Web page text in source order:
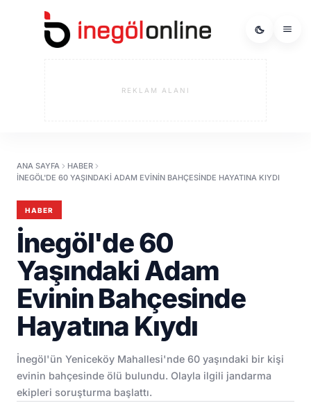
REKLAM ALANI
ANA SAYFA
HABER
İNEGÖL'DE 60 YAŞINDAKI ADAM EVININ BAHÇESINDE HAYATINA KIYDI
HABER
İnegöl'de 60
Yaşındaki Adam
Evinin Bahçesinde
Hayatına Kıydı
İnegöl'ün Yeniceköy Mahallesi'nde 60 yaşındaki bir kişi
evinin bahçesinde ölü bulundu. Olayla ilgili jandarma
ekipleri soruşturma başlattı.